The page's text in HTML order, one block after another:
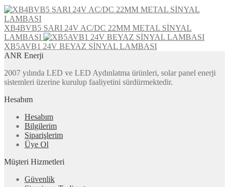
XB4BVB5 SARI 24V AC/DC 22MM METAL SİNYAL
LAMBASI
XB5AVB1 24V BEYAZ SİNYAL LAMBASI
ANR Enerji
2007 yılında LED ve LED Aydınlatma ürünleri, solar panel enerji
sistemleri üzerine kurulup faaliyetini sürdürmektedir.
Hesabım
Hesabım
Bilgilerim
Siparişlerim
Üye Ol
Müşteri Hizmetleri
Güvenlik